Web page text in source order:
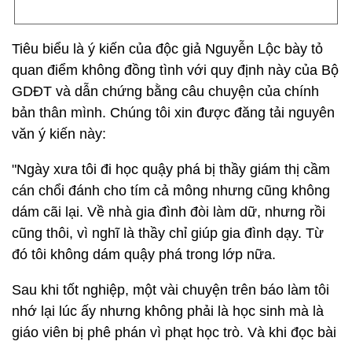
Tiêu biểu là ý kiến của độc giả Nguyễn Lộc bày tỏ
quan điểm không đồng tình với quy định này của Bộ
GDĐT và dẫn chứng bằng câu chuyện của chính
bản thân mình. Chúng tôi xin được đăng tải nguyên
văn ý kiến này:
"Ngày xưa tôi đi học quậy phá bị thầy giám thị cầm
cán chổi đánh cho tím cả mông nhưng cũng không
dám cãi lại. Về nhà gia đình đòi làm dữ, nhưng rồi
cũng thôi, vì nghĩ là thầy chỉ giúp gia đình dạy. Từ
đó tôi không dám quậy phá trong lớp nữa.
Sau khi tốt nghiệp, một vài chuyện trên báo làm tôi
nhớ lại lúc ấy nhưng không phải là học sinh mà là
giáo viên bị phê phán vì phạt học trò. Và khi đọc bài